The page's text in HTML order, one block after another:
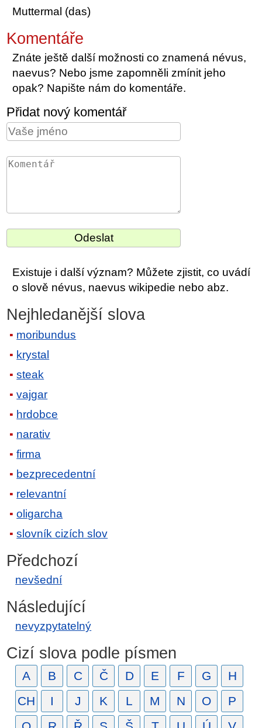
Muttermal (das)
Komentáře
Znáte ještě další možnosti co znamená névus,
naevus? Nebo jsme zapomněli zmínit jeho
opak? Napište nám do komentáře.
Přidat nový komentář
Existuje i další význam? Můžete zjistit, co uvádí
o slově névus, naevus wikipedie nebo abz.
Nejhledanější slova
moribundus
krystal
steak
vajgar
hrdobce
narativ
firma
bezprecedentní
relevantní
oligarcha
slovník cizích slov
Předchozí
nevšední
Následující
nevyzpytatelný
Cizí slova podle písmen
A B C Č D E F G
H
CH
I J K L M N O
P